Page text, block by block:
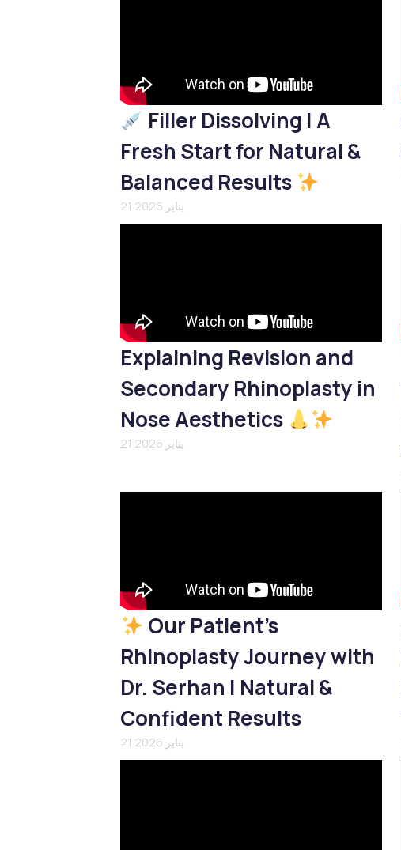
Filler Dissolving | A
Fresh Start for Natural &
Balanced Results
21 يناير 2026
Explaining Revision and
Secondary Rhinoplasty in
Nose Aesthetics
21 يناير 2026
Our Patient’s
Rhinoplasty Journey with
Dr. Serhan | Natural &
Confident Results
21 يناير 2026